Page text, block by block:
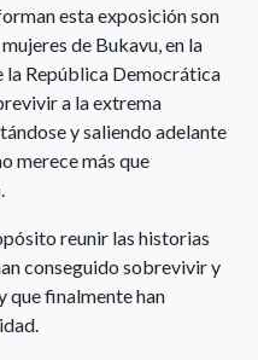
esta exposición son
de Bukavu, en la
la República Democrática
a la extrema
y saliendo adelante
merece más que
reunir las historias
conseguido sobrevivir y
que finalmente han